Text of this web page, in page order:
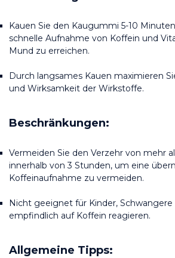
Kauen Sie den Kaugummi 5-10
schnelle Aufnahme von Koffein und
Mund zu erreichen.
Durch langsames Kauen maximieren
und Wirksamkeit der Wirkstoffe.
Beschränkungen:
Vermeiden Sie den Verzehr von mehr
innerhalb von 3 Stunden, um eine
Koffeinaufnahme zu vermeiden.
Nicht geeignet für Kinder, Schwangere
empfindlich auf Koffein reagieren.
Allgemeine Tipps: